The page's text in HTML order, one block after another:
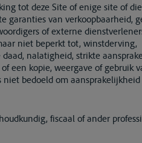
tot deze Site of enige site of
van verkoopbaarheid,
of externe
niet beperkt tot, winstderving,
nalatigheid, strikte
een kopie, weergave of gebruik
bedoeld om
fiscaal of ander